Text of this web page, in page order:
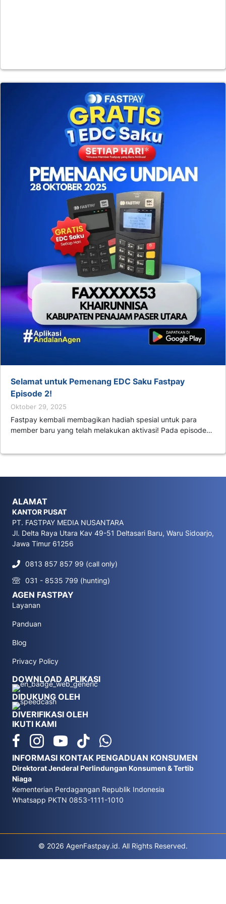
Selamat untuk Pemenang EDC Saku Fastpay
Episode 2!
Oktober 29, 2025
Fastpay kembali membagikan hadiah spesial untuk para
member baru yang telah melakukan aktivasi! Pada episode…
ALAMAT
KANTOR PUSAT
PT. FASTPAY MEDIA NUSANTARA
Jl. Delta Raya Utara Kav 49-51 Deltasari Baru, Waru Sidoarjo,
Jawa Timur 61256
0813 857 857 99 (call only)
031 - 8535 799 (hunting)
AGEN FASTPAY
Layanan
Panduan
Blog
Privacy Policy
DOWNLOAD APLIKASI
DIDUKUNG OLEH
DIVERIFIKASI OLEH
IKUTI KAMI
INFORMASI KONTAK PENGADUAN KONSUMEN
Direktorat Jenderal Perlindungan Konsumen & Tertib
Niaga
Kementerian Perdagangan Republik Indonesia
Whatsapp PKTN 0853-1111-1010
© 2026 AgenFastpay.id. All Rights Reserved.